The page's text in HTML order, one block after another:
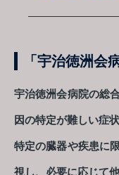
「宇治徳洲会
宇治徳洲会病院の総
因の特定が難しい症
特定の臓器や疾患に
視し、必要に応じて